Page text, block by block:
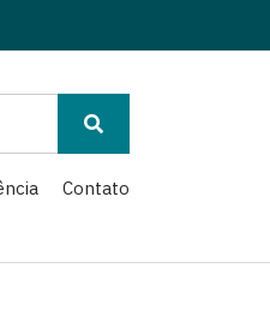
Contato